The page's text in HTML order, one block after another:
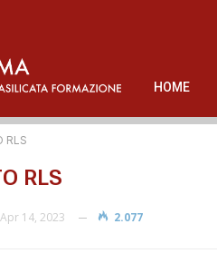
HOME
RLS
RLS
Apr 14, 2023 2.077